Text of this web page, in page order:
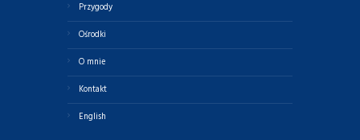
Przygody
Ośrodki
O mnie
Kontakt
English